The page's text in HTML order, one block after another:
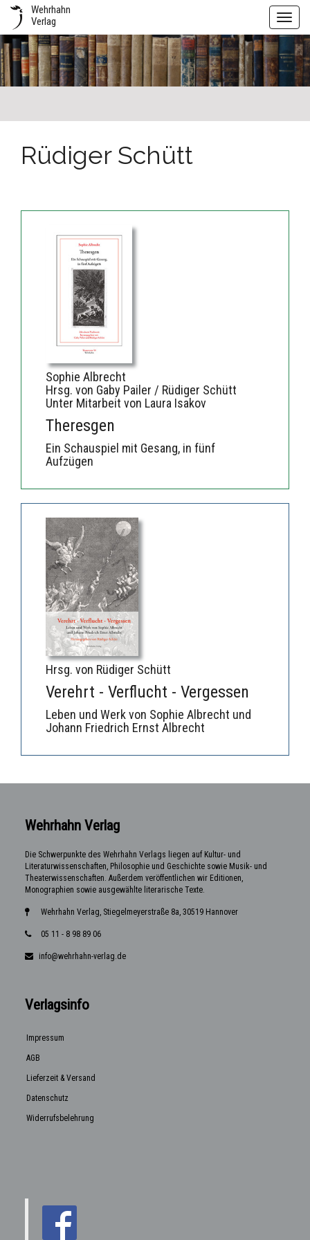
Wehrhahn
Verlag
Rüdiger Schütt
Sophie Albrecht
Hrsg. von Gaby Pailer / Rüdiger Schütt
Unter Mitarbeit von Laura Isakov
Theresgen
Ein Schauspiel mit Gesang, in fünf
Aufzügen
Hrsg. von Rüdiger Schütt
Verehrt - Verflucht - Vergessen
Leben und Werk von Sophie Albrecht und
Johann Friedrich Ernst Albrecht
Wehrhahn Verlag
Die Schwerpunkte des Wehrhahn Verlags liegen auf Kultur- und
Literaturwissenschaften, Philosophie und Geschichte sowie Musik- und
Theaterwissenschaften. Außerdem veröffentlichen wir Editionen,
Monographien sowie ausgewählte literarische Texte.
Wehrhahn Verlag, Stiegelmeyerstraße 8a, 30519 Hannover
05 11 - 8 98 89 06
info@wehrhahn-verlag.de
Verlagsinfo
Impressum
AGB
Lieferzeit & Versand
Datenschutz
Widerrufsbelehrung